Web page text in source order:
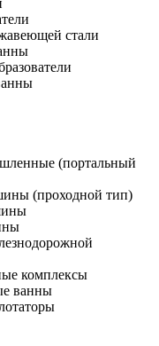
стали
(портальный
(проходной тип)
комплексы
ванны